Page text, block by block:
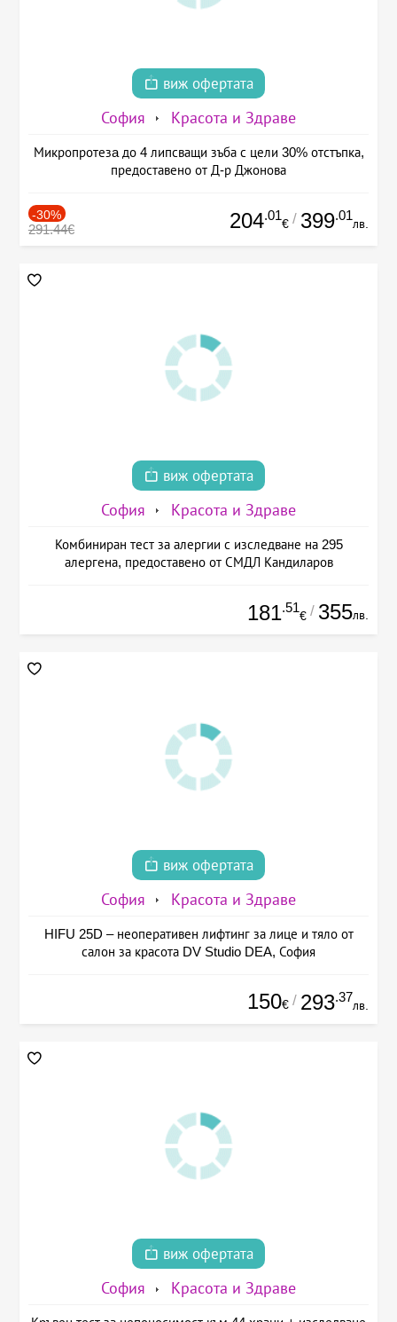
виж офертата
София Красота и Здраве
Микропротезa до 4 липсващи зъба с цели 30% отстъпка,
предоставено от Д-р Джонова
-30%
291.44€ 204.01
€ / 399.01
лв.
виж офертата
София Красота и Здраве
Комбиниран тест за алергии с изследване на 295
алергена, предоставено от СМДЛ Кандиларов
181.51
€ / 355лв.
виж офертата
София Красота и Здраве
HIFU 25D – неоперативен лифтинг за лице и тяло от
салон за красота DV Studio DEA, София
150€ / 293.37
лв.
виж офертата
София Красота и Здраве